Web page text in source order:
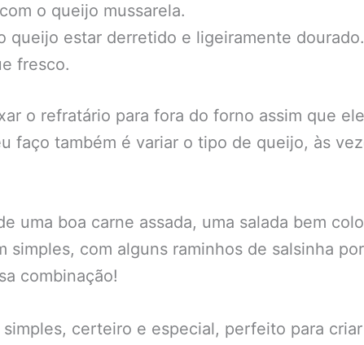
o queijo mussarela.
estar derretido e ligeiramente dourado.
fresco.
o refratário para fora do forno assim que
faço também é variar o tipo de queijo, às
uma boa carne assada, uma salada bem
com alguns raminhos de salsinha
combinação!
certeiro e especial, perfeito para